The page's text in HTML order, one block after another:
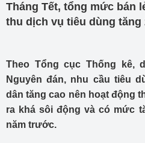
Tháng Tết, tổng mức bán
thu dịch vụ tiêu dùng tăng
Theo Tổng cục Thống kê,
Nguyên đán, nhu cầu tiêu
dân tăng cao nên hoạt động
ra khá sôi động và có mức
năm trước.